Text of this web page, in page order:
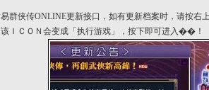
群侠传ONLINE更新接口，如有更新档案时，请按右
ＩＣＯＮ会变成「执行游戏」，按下即可进入��！